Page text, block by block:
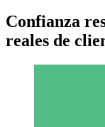
Confianza
reales de